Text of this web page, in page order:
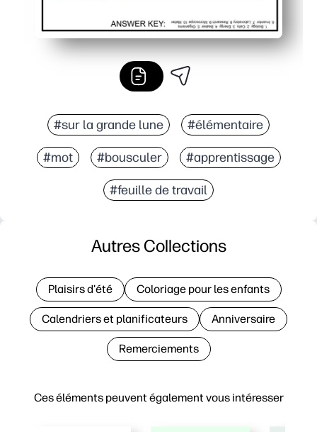
#sur la grande lune #élémentaire
#mot #bousculer #apprentissage
#feuille de travail
Ces éléments peuvent également vous intéresser
Autres Collections
Plaisirs d'été Coloriage pour les enfants
Calendriers et planificateurs Anniversaire
Remerciements